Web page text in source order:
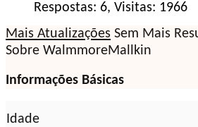
Respostas: 6, Visitas: 1966
Mais Atualizações Sem Mais
Sobre WalmmoreMallkin
Informações Básicas
Idade